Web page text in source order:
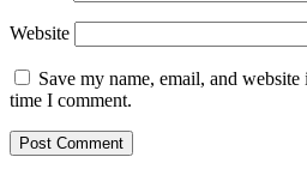
Website
Save my name, email, and
time I comment.